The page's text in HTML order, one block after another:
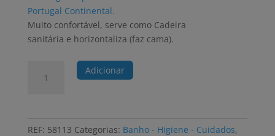
Portugal Continental.
Muito confortável, serve como Cadeira
sanitária e horizontaliza (faz cama).
Adicionar
REF: 58113 Categorias: Banho - Higiene - Cuidados,